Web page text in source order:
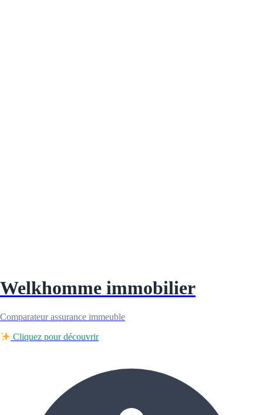
Welkhomme immobilier
Comparateur assurance immeuble
Cliquez pour découvrir